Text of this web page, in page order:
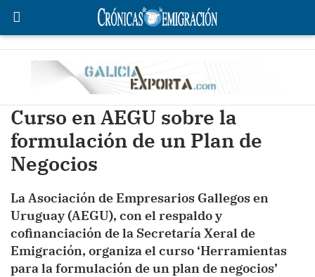
Curso en AEGU sobre la
formulación de un Plan de
Negocios
La Asociación de Empresarios Gallegos en
Uruguay (AEGU), con el respaldo y
cofinanciación de la Secretaría Xeral de
Emigración, organiza el curso ‘Herramientas
para la formulación de un plan de negocios’